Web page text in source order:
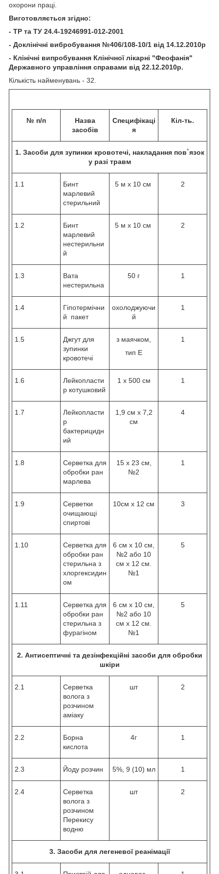
охорони праці.
Виготовляється згідно:
- ТР та ТУ 24.4-19246991-012-2001
- Доклінічні вибробування №406/108-10/1 від 14.12.2010р
- Клінічні випробування Клінічної лікарні "Феофанія"
Державного управління справами від 22.12.2010р.
Кількість найменувань - 32.
№ п/п
Назва
засобів
Специфікаці
я
Кіл-ть.
1. Засоби для зупинки кровотечі, накладання пов`язок
у разі травм
1.1
Бинт
марлевий
стерильний
5 м х 10 см 2
1.2
Бинт
марлевий
нестерильни
й
5 м х 10 см 2
1.3
Вата
нестерильна
50 г 1
1.4
Гіпотермічни
й пакет
охолоджуючи
й
1
1.5
Джгут для
зупинки
кровотечі
з маячком,
тип Е
1
1.6
Лейкопласти
р котушковий
1 х 500 см 1
1.7
Лейкопласти
р
бактерицидн
ий
1,9 см х 7,2
см
4
1.8
Серветка для
обробки ран
марлева
15 х 23 см,
№2
1
1.9
Серветки
очищающі
спиртові
10см х 12 см 3
1.10
Серветка для
обробки ран
стерильна з
хлоргексидин
ом
6 см х 10 см,
№2 або 10
см х 12 см.
№1
5
1.11
Серветка для
обробки ран
стерильна з
фурагіном
6 см х 10 см,
№2 або 10
см х 12 см.
№1
5
2. Антисептичні та дезінфекційні засоби для обробки
шкіри
2.1
Серветка
волога з
розчином
аміаку
шт 2
2.2
Борна
кислота
4г 1
2.3 Йоду розчин 5%, 9 (10) мл 1
2.4
Серветка
волога з
розчином
Перекису
водню
шт 2
3. Засоби для легеневої реанімації